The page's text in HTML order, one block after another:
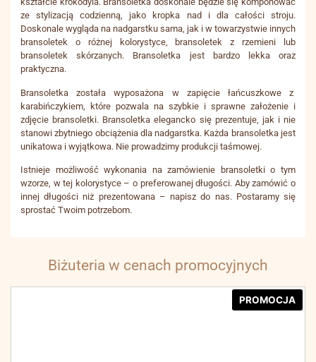
ze stylizacją codzienną, jako kropka nad i dla całości stroju.
Doskonale wygląda na nadgarstku sama, jak i w towarzystwie innych
bransoletek o różnej kolorystyce, bransoletek z rzemieni lub
bransoletek skórzanych. Bransoletka jest bardzo lekka oraz
praktyczna.
Bransoletka została wyposażona w zapięcie łańcuszkowe z
karabińczykiem, które pozwala na szybkie i sprawne założenie i
zdjęcie bransoletki. Bransoletka elegancko się prezentuje, jak i nie
stanowi zbytniego obciążenia dla nadgarstka. Każda bransoletka jest
unikatowa i wyjątkowa. Nie prowadzimy produkcji taśmowej.
Istnieje możliwość wykonania na zamówienie bransoletki o tym
wzorze, w tej kolorystyce – o preferowanej długości. Aby zamówić o
innej długości niż prezentowana – napisz do nas. Postaramy się
sprostać Twoim potrzebom.
Biżuteria w cenach promocyjnych
PROMOCJA